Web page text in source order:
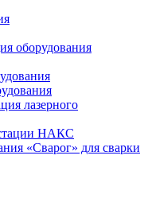
оборудования
лазерного
НАКС
«Сварог» для сварки